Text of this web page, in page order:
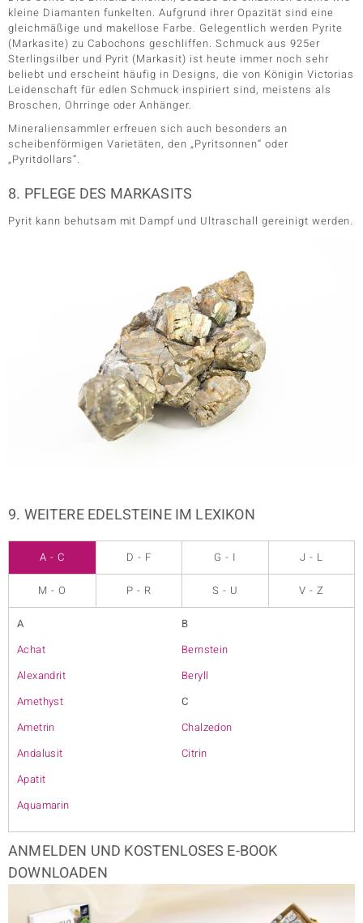
kleine Diamanten funkelten. Aufgrund ihrer Opazität sind eine
gleichmäßige und makellose Farbe. Gelegentlich werden Pyrite
(Markasite) zu Cabochons geschliffen. Schmuck aus 925er
Sterlingsilber und Pyrit (Markasit) ist heute immer noch sehr
beliebt und erscheint häufig in Designs, die von Königin Victorias
Leidenschaft für edlen Schmuck inspiriert sind, meistens als
Broschen, Ohrringe oder Anhänger.
Mineraliensammler erfreuen sich auch besonders an
scheibenförmigen Varietäten, den „Pyritsonnen“ oder
„Pyritdollars“.
8. PFLEGE DES MARKASITS
Pyrit kann behutsam mit Dampf und Ultraschall gereinigt werden.
9. WEITERE EDELSTEINE IM LEXIKON
A - C D - F G - I J - L
M - O P - R S - U V - Z
A
Achat
Alexandrit
Amethyst
Ametrin
Andalusit
Apatit
Aquamarin
B
Bernstein
Beryll
C
Chalzedon
Citrin
ANMELDEN UND KOSTENLOSES E-BOOK
DOWNLOADEN